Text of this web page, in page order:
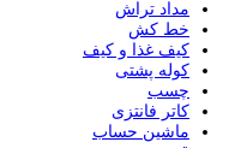
مداد تراش
خط کش
کیف غذا و کیف
کوله پشتی
چسب
کاتر فانتزی
ماشین حساب